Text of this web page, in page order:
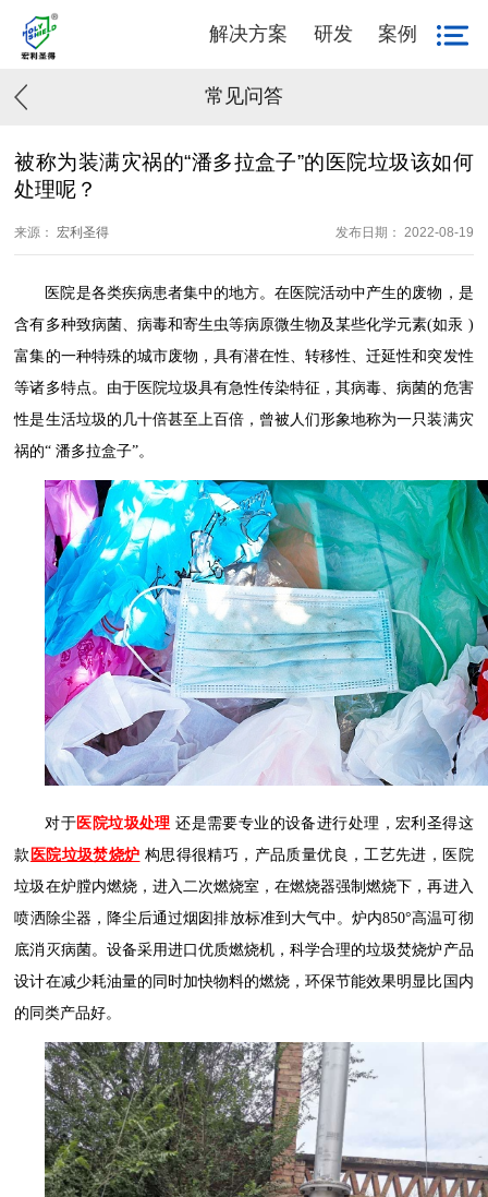
解决方案 研发 案例
常见问答
被称为装满灾祸的“潘多拉盒子”的医院垃圾该如何
处理呢？
来源： 宏利圣得 发布日期： 2022-08-19
医院是各类疾病患者集中的地方。在医院活动中产生的废物，是
含有多种致病菌、病毒和寄生虫等病原微生物及某些化学元素(如汞 )
富集的一种特殊的城市废物，具有潜在性、转移性、迁延性和突发性
等诸多特点。由于医院垃圾具有急性传染特征，其病毒、病菌的危害
性是生活垃圾的几十倍甚至上百倍，曾被人们形象地称为一只装满灾
祸的“ 潘多拉盒子”。
对于医院垃圾处理 还是需要专业的设备进行处理，宏利圣得这
款 医院垃圾焚烧炉 构思得很精巧，产品质量优良，工艺先进，医院
垃圾在炉膛内燃烧，进入二次燃烧室，在燃烧器强制燃烧下，再进入
喷洒除尘器，降尘后通过烟囱排放标准到大气中。炉内850°高温可彻
底消灭病菌。设备采用进口优质燃烧机，科学合理的垃圾焚烧炉产品
设计在减少耗油量的同时加快物料的燃烧，环保节能效果明显比国内
的同类产品好。